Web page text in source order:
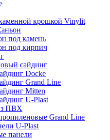
крошкой Vinylit
под камень
под кирпич
сайдинг
Docke
Grand Line
Mitten
U-Plast
ПВХ
Grand Line
U-Plast
панели